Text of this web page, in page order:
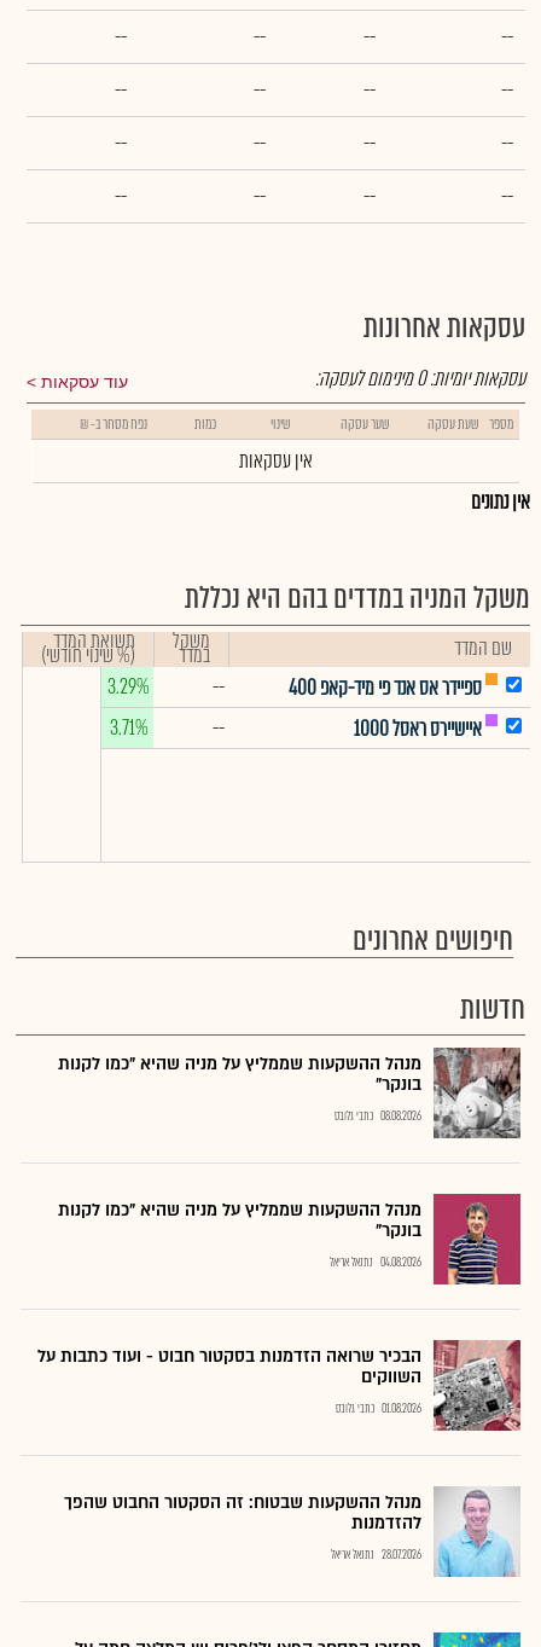
--
--
--
--
--
--
--
--
--
--
--
--
--
--
--
--
עסקאות אחרונות
עוד עסקאות עסקאות יומיות:0מינימום לעסקה:
מספר שעת עסקה שער עסקה שינוי כמות נפח מסחר ב- ₪
אין עסקאות
אין נתונים
משקל המניה במדדים בהם היא נכללת
שם המדד משקל
במדד תשואת המדד
(% שינוי חודשי)
ספיידר אס אנד פי מיד-קאפ 400
--
3.29%
איישיירס ראסל 1000
--
3.71%
חיפושים אחרונים
חדשות
מנהל ההשקעות שממליץ על מניה שהיא "כמו לקנות
בונקר"
08.08.2026 כתבי גלובס
מנהל ההשקעות שממליץ על מניה שהיא "כמו לקנות
בונקר"
04.08.2026 נתנאל אריאל
הבכיר שרואה הזדמנות בסקטור חבוט - ועוד כתבות על
השווקים
01.08.2026 כתבי גלובס
מנהל ההשקעות שבטוח: זה הסקטור החבוט שהפך
להזדמנות
28.07.2026 נתנאל אריאל